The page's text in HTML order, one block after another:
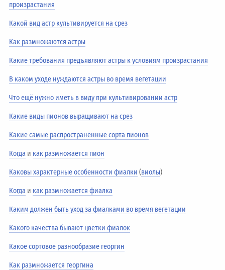
произрастания
Какой вид астр культивируется на срез
Как размножаются астры
Какие требования предъявляют астры к условиям произрастания
В каком уходе нуждаются астры во время вегетации
Что ещё нужно иметь в виду при культивировании астр
Какие виды пионов выращивают на срез
Какие самые распространённые сорта пионов
Когда и как размножается пион
Каковы характерные особенности фиалки (виолы)
Когда и как размножается фиалка
Каким должен быть уход за фиалками во время вегетации
Какого качества бывают цветки фиалок
Какое сортовое разнообразие георгин
Как размножается георгина